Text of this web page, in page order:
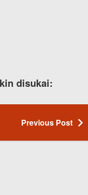
disukai:
Previous Post